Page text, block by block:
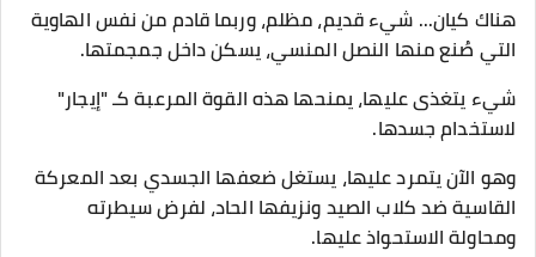
​هناك كيان... شيء قديم، مظلم، وربما قادم من نفس الهاوية
التي صُنع منها النصل المنسي، يسكن داخل جمجمتها.
شيء يتغذى عليها، يمنحها هذه القوة المرعبة كـ "إيجار"
لاستخدام جسدها.
وهو الآن يتمرد عليها، يستغل ضعفها الجسدي بعد المعركة
القاسية ضد كلاب الصيد ونزيفها الحاد، لفرض سيطرته
ومحاولة الاستحواذ عليها.